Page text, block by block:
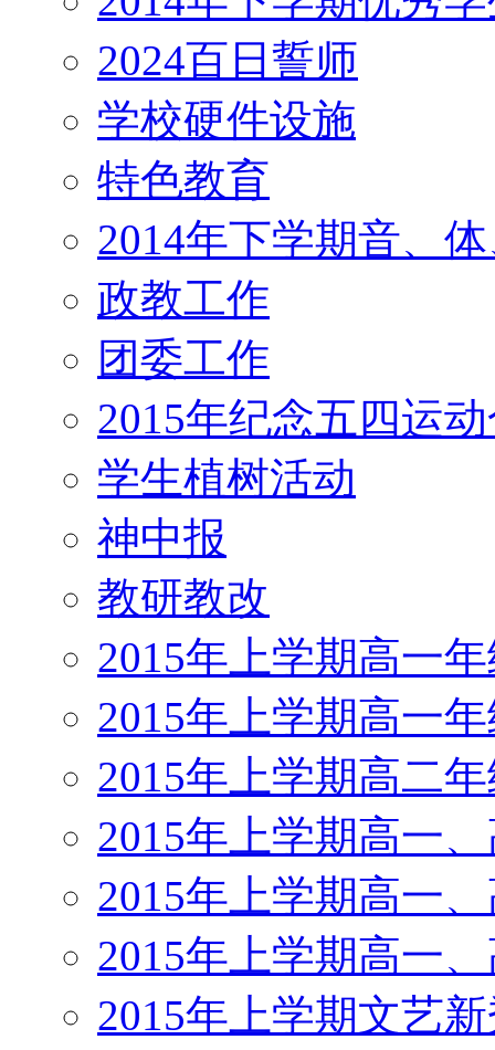
2024百日誓师
学校硬件设施
特色教育
2014年下学期音、
政教工作
团委工作
2015年纪念五四运
学生植树活动
神中报
教研教改
2015年上学期高一
2015年上学期高一
2015年上学期高二
2015年上学期高一
2015年上学期高一
2015年上学期高一
2015年上学期文艺